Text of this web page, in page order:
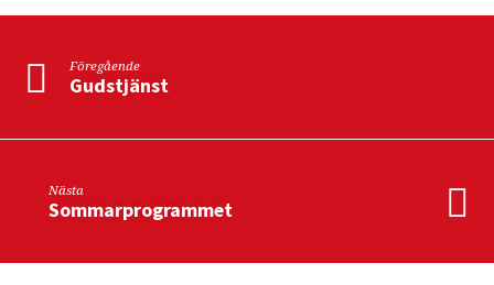
Föregående
Gudstjänst
Nästa
Sommarprogrammet